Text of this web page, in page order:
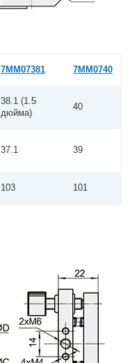
7MM07381 7MM0740
38.1 (1.5
дюйма)
40
37.1 39
103 101